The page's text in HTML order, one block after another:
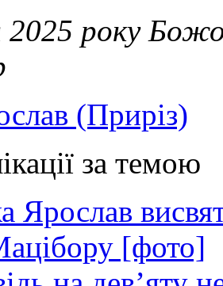
2025 року
(Приріз)
за темою
Ярослав
[фото]